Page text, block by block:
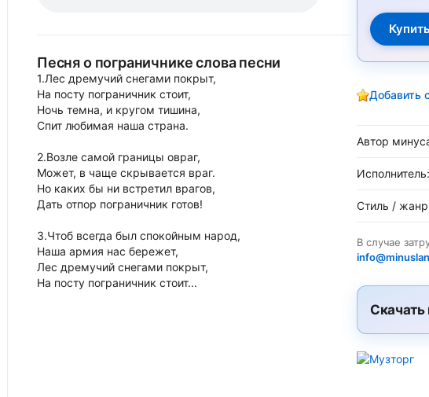
Песня о пограничнике слова песни
1.Лес дремучий снегами покрыт,
На посту пограничник стоит,
Ночь темна, и кругом тишина,
Спит любимая наша страна.
2.Возле самой границы овраг,
Может, в чаще скрывается враг.
Но каких бы ни встретил врагов,
Дать отпор пограничник готов!
3.Чтоб всегда был спокойным народ,
Наша армия нас бережет,
Лес дремучий снегами покрыт,
На посту пограничник стоит...
Добавить
Автор
Исполнитель:
Стиль /
В случае